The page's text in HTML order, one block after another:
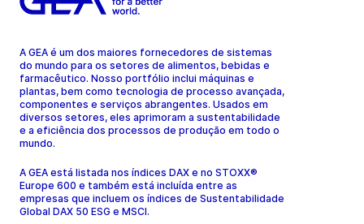
A GEA é um dos maiores fornecedores de sistemas
do mundo para os setores de alimentos, bebidas e
farmacêutico. Nosso portfólio inclui máquinas e
plantas, bem como tecnologia de processo avançada,
componentes e serviços abrangentes. Usados em
diversos setores, eles aprimoram a sustentabilidade
e a eficiência dos processos de produção em todo o
mundo.
A GEA está listada nos índices DAX e no STOXX®
Europe 600 e também está incluída entre as
empresas que incluem os índices de Sustentabilidade
Global DAX 50 ESG e MSCI.